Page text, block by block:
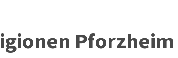
Pforzheim